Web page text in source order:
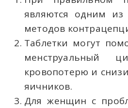
являются одним
методов
Таблетки могут
менструальный
кровопотерю и
яичников.
Для женщин с